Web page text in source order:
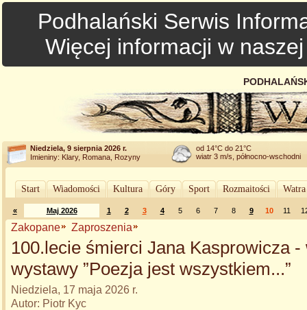
Podhalański Serwis
Więcej informacji w
Niedziela, 9 sierpnia 2026 r.
Imieniny: Klary, Romana, Rozyny
od 14°C do 21°C
wiatr 3 m/s, północno-wschodni
Start Wiadomości Kultura Góry Sport Rozmaitości
« Maj 2026 1 2 3 4 5 6 7 8 9 10 11
Zakopane Zaproszenia
100.lecie śmierci Jana Kasprowicza -
wystawy ”Poezja jest wszystkiem...”
Niedziela, 17 maja 2026 r.
Autor: Piotr Kyc